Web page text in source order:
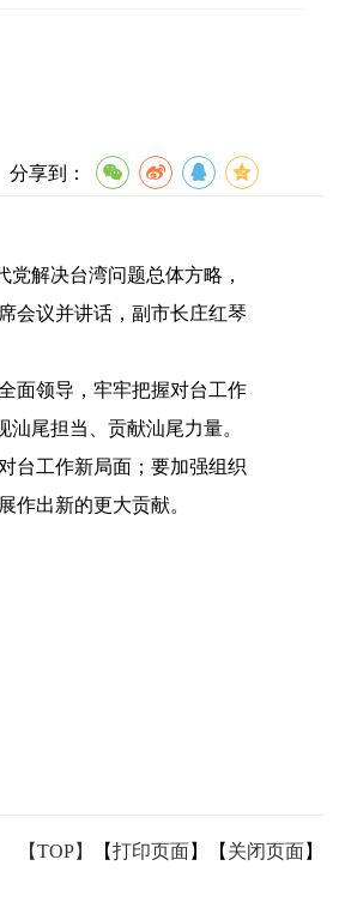
分享到：
解决台湾问题总体方略，
会议并讲话，副市长庄红琴
面领导，牢牢把握对台工作
尾担当、贡献汕尾力量。
台工作新局面；要加强组织
作出新的更大贡献。
【TOP】 【打印页面】【 关闭页面】